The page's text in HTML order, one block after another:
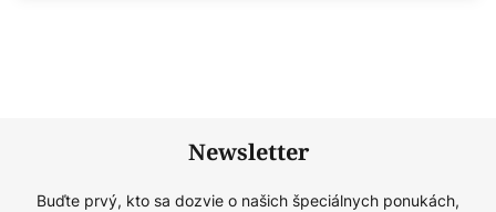
Newsletter
Buďte prvý, kto sa dozvie o našich špeciálnych ponukách,